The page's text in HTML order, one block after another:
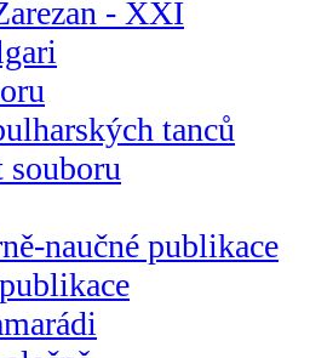
- XXI
tanců
souboru
naučné publikace